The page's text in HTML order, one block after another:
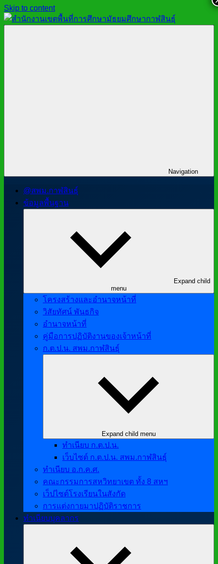
Skip to content
Navigation
@สพม.กาฬสินธุ์
ข้อมูลพื้นฐาน
Expand child
menu
โครงสร้างและอำนาจหน้าที่
วิสัยทัศน์ พันธกิจ
อำนาจหน้าที่
คู่มือการปฏิบัติงานของเจ้าหน้าที่
ก.ต.ป.น. สพม.กาฬสินธุ์
Expand child menu
ทำเนียบ ก.ต.ป.น.
เว็บไซต์ ก.ต.ป.น. สพม.กาฬสินธุ์
ทำเนียบ อ.ก.ค.ศ.
คณะกรรมการสหวิทยาเขต ทั้ง 8 สหฯ
เว็ปไซต์โรงเรียนในสังกัด
การแต่งกายมาปฏิบัติราชการ
ทำเนียบบุคลากร